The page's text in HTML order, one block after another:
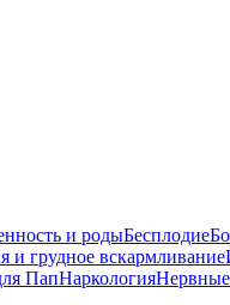
и родыБесплодие
и грудное вскармливание
ПапНаркологияНервные